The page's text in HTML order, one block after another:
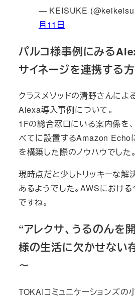
— KEISUKE
月11日
パルコ様事例にみる
サイネージを連携する
クラスメソッドの清野さんに
Alexa導入事例について。
1Fの総合窓口にいる案内係を
べてに設置するAmazon Echo
を構築した際のノウハウでした。
現時点だと少しトリッキーな
あるようでした。AWSにおけ
ですね。
“アレクサ、うるのんを
様の生活に欠かせない
～
TOKAIコミュニケーションズの